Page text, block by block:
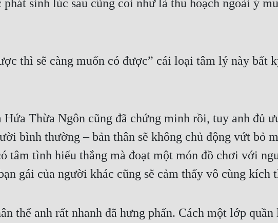
phát sinh lúc sau cũng coi như là thu hoạch ngoài ý
thì sẽ càng muốn có được” cái loại tâm lý này bất
Hứa Thừa Ngôn cũng đã chứng minh rồi, tuy anh đủ
bình thường – bản thân sẽ không chủ động vứt bỏ
tâm tình hiếu thắng mà đoạt một món đồ chơi với
gái của người khác cũng sẽ cảm thấy vô cùng kích
thể anh rất nhanh đã hưng phấn. Cách một lớp